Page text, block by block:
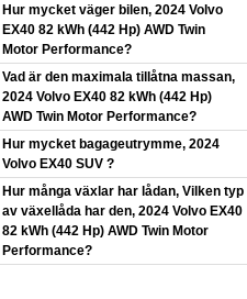
Hur mycket väger bilen, 2024 Volvo
EX40 82 kWh (442 Hp) AWD Twin
Motor Performance?
Vad är den maximala tillåtna massan,
2024 Volvo EX40 82 kWh (442 Hp)
AWD Twin Motor Performance?
Hur mycket bagageutrymme, 2024
Volvo EX40 SUV ?
Hur många växlar har lådan, Vilken typ
av växellåda har den, 2024 Volvo EX40
82 kWh (442 Hp) AWD Twin Motor
Performance?